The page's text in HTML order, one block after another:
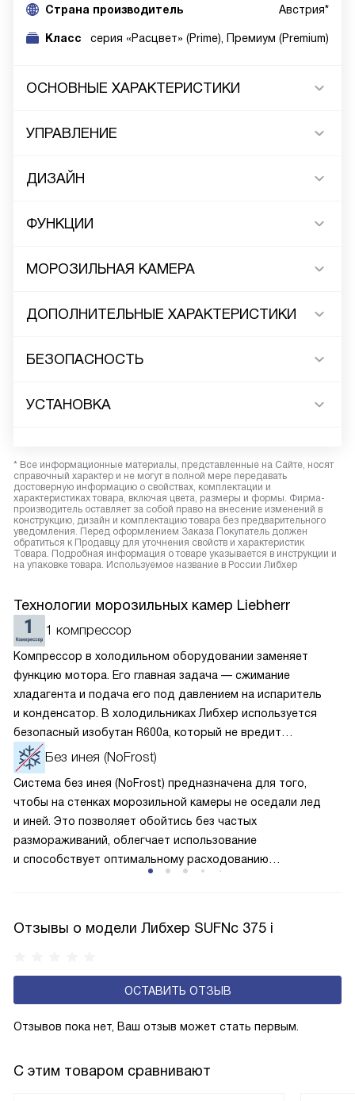
Cтрана производитель Австрия*
Класс cерия «Расцвет» (Prime), Премиум (Premium)
ОСНОВНЫЕ ХАРАКТЕРИСТИКИ
УПРАВЛЕНИЕ
ДИЗАЙН
ФУНКЦИИ
МОРОЗИЛЬНАЯ КАМЕРА
ДОПОЛНИТЕЛЬНЫЕ ХАРАКТЕРИСТИКИ
БЕЗОПАСНОСТЬ
УСТАНОВКА
* Все информационные материалы, представленные на Сайте, носят
справочный характер и не могут в полной мере передавать
достоверную информацию о свойствах, комплектации и
характеристиках товара, включая цвета, размеры и формы. Фирма-
производитель оставляет за собой право на внесение изменений в
конструкцию, дизайн и комплектацию товара без предварительного
уведомления. Перед оформлением Заказа Покупатель должен
обратиться к Продавцу для уточнения свойств и характеристик
Товара. Подробная информация о товаре указывается в инструкции и
на упаковке товара. Используемое название в России Либхер
Технологии морозильных камер Liebherr
1 компрессор
Компрессор в холодильном оборудовании заменяет
функцию мотора. Его главная задача — сжимание
хладагента и подача его под давлением на испаритель
и конденсатор. В холодильниках Либхер используется
безопасный изобутан R600a, который не вредит
окружающей среде. Компрессор перегоняет его
по охладительному контуру по принципу насоса. Чем
лучше работает «мотор» прибора, тем качественнее
и быстрее происходит охлаждение, затрачивается
меньше электроэнергии.
Без инея (NoFrost)
Система без инея (NoFrost) предназначена для того,
чтобы на стенках морозильной камеры не оседали лед
и иней. Это позволяет обойтись без частых
размораживаний, облегчает использование
и способствует оптимальному расходованию
камеры.
Отзывы о модели Либхер SUFNc 375 i
ОСТАВИТЬ ОТЗЫВ
Отзывов пока нет, Ваш отзыв может стать первым.
С этим товаром сравнивают